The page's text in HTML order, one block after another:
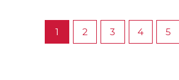
1 2 3 4 5